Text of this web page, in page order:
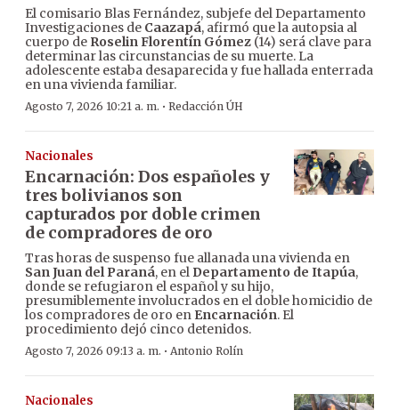
El comisario Blas Fernández, subjefe del Departamento
Investigaciones de Caazapá, afirmó que la autopsia al
cuerpo de Roselin Florentín Gómez (14) será clave para
determinar las circunstancias de su muerte. La
adolescente estaba desaparecida y fue hallada enterrada
en una vivienda familiar.
Agosto 7, 2026 10:21 a. m. · Redacción ÚH
Nacionales
Encarnación: Dos españoles y
tres bolivianos son
capturados por doble crimen
de compradores de oro
Tras horas de suspenso fue allanada una vivienda en
San Juan del Paraná, en el Departamento de Itapúa,
donde se refugiaron el español y su hijo,
presumiblemente involucrados en el doble homicidio de
los compradores de oro en Encarnación. El
procedimiento dejó cinco detenidos.
Agosto 7, 2026 09:13 a. m. · Antonio Rolín
Nacionales